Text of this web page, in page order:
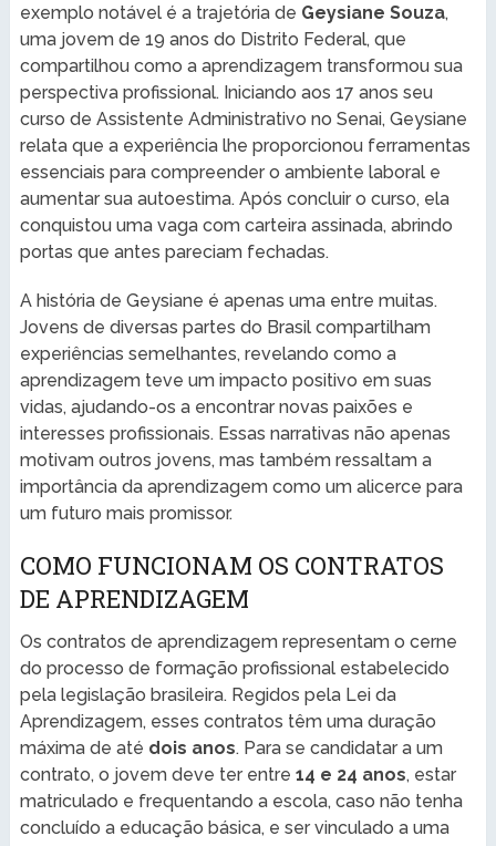
exemplo notável é a trajetória de Geysiane Souza,
uma jovem de 19 anos do Distrito Federal, que
compartilhou como a aprendizagem transformou sua
perspectiva profissional. Iniciando aos 17 anos seu
curso de Assistente Administrativo no Senai, Geysiane
relata que a experiência lhe proporcionou ferramentas
essenciais para compreender o ambiente laboral e
aumentar sua autoestima. Após concluir o curso, ela
conquistou uma vaga com carteira assinada, abrindo
portas que antes pareciam fechadas.
A história de Geysiane é apenas uma entre muitas.
Jovens de diversas partes do Brasil compartilham
experiências semelhantes, revelando como a
aprendizagem teve um impacto positivo em suas
vidas, ajudando-os a encontrar novas paixões e
interesses profissionais. Essas narrativas não apenas
motivam outros jovens, mas também ressaltam a
importância da aprendizagem como um alicerce para
um futuro mais promissor.
COMO FUNCIONAM OS CONTRATOS
DE APRENDIZAGEM
Os contratos de aprendizagem representam o cerne
do processo de formação profissional estabelecido
pela legislação brasileira. Regidos pela Lei da
Aprendizagem, esses contratos têm uma duração
máxima de até dois anos. Para se candidatar a um
contrato, o jovem deve ter entre 14 e 24 anos, estar
matriculado e frequentando a escola, caso não tenha
concluído a educação básica, e ser vinculado a uma